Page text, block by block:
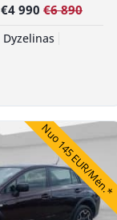
€4 990 €6 890
Dyzelinas
Nuo 145 EUR/Mėn.*